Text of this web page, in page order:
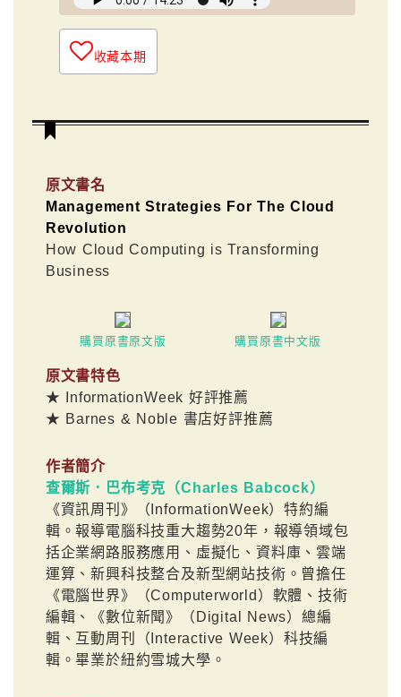
收藏本期
原文書名
Management Strategies For The Cloud
Revolution
How Cloud Computing is Transforming
Business
購買原書原文版 購買原書中文版
原文書特色
★ InformationWeek 好評推薦
★ Barnes & Noble 書店好評推薦
作者簡介
查爾斯．巴布考克（Charles Babcock）
《資訊周刊》（InformationWeek）特約編
輯。報導電腦科技重大趨勢20年，報導領域包
括企業網路服務應用、虛擬化、資料庫、雲端
運算、新興科技整合及新型網站技術。曾擔任
《電腦世界》（Computerworld）軟體、技術
編輯、《數位新聞》（Digital News）總編
輯、互動周刊（Interactive Week）科技編
輯。畢業於紐約雪城大學。